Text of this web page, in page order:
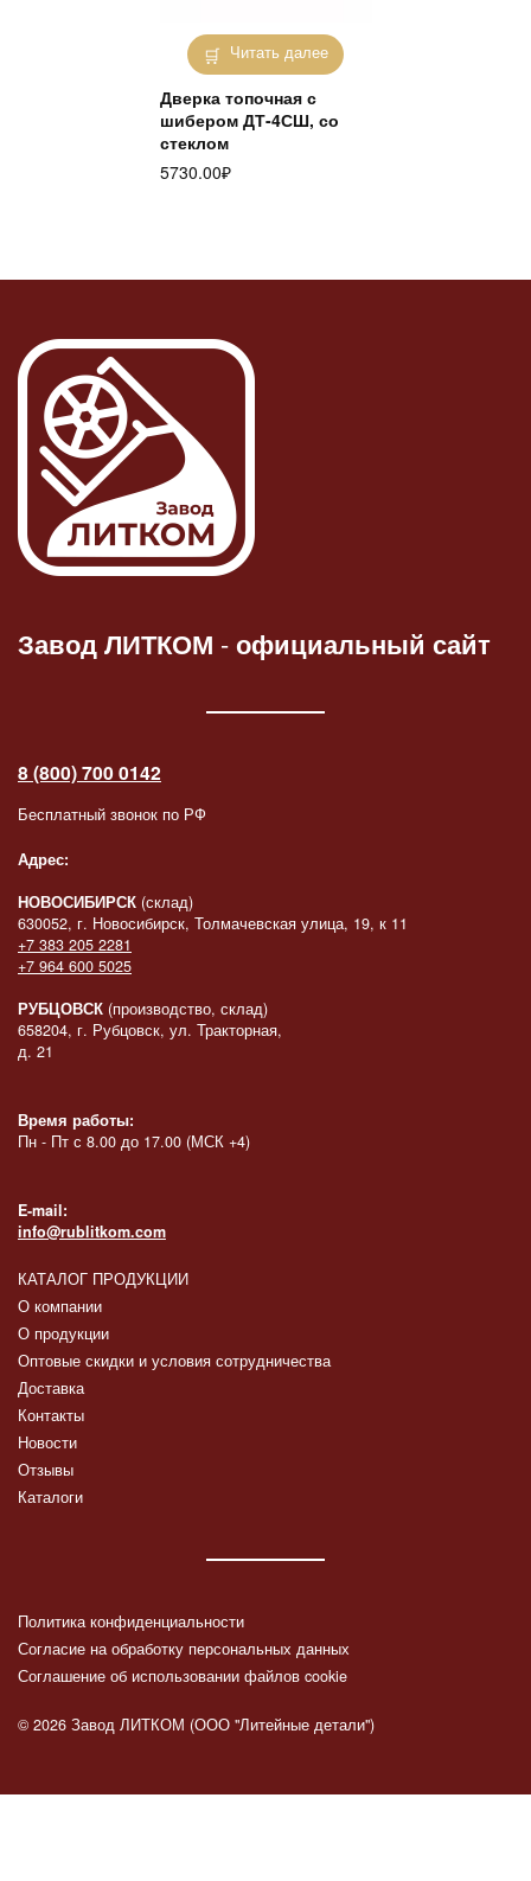
Читать далее
Дверка топочная с
шибером ДТ-4СШ, со
стеклом
5730.00₽
Завод ЛИТКОМ -официальный сайт
8 (800) 700 0142
Бесплатный звонок по РФ
Адрес:
НОВОСИБИРСК (склад)
630052, г. Новосибирск, Толмачевская улица, 19, к 11
+7 383 205 2281
+7 964 600 5025
РУБЦОВСК (производство, склад)
658204, г. Рубцовск, ул. Тракторная,
д. 21
Время работы:
Пн - Пт с 8.00 до 17.00 (МСК +4)
E-mail:
info@rublitkom.com
КАТАЛОГ ПРОДУКЦИИ
О компании
О продукции
Оптовые скидки и условия сотрудничества
Доставка
Контакты
Новости
Отзывы
Каталоги
Политика конфиденциальности
Согласие на обработку персональных данных
Соглашение об использовании файлов cookie
© 2026 Завод ЛИТКОМ (ООО "Литейные детали")